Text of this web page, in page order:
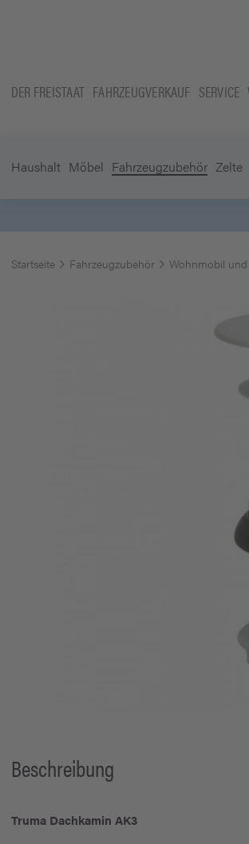
DER FREISTAAT FAHRZEUGVERKAUF SERVICE
Haushalt Möbel Fahrzeugzubehör Zelte
Startseite Fahrzeugzubehör Wohnmobil
Beschreibung
Truma Dachkamin AK3